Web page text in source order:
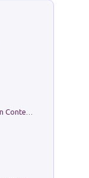
in alto! Livello A1. Con CD-Audio. Con Contenuto digitale per accesso on line